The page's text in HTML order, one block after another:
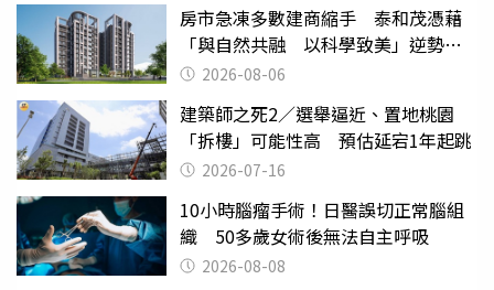
房市急凍多數建商縮手 泰和茂憑藉
「與自然共融 以科學致美」逆勢翻
盤 2026-08-06
建築師之死2／選舉逼近、置地桃園
「拆樓」可能性高 預估延宕1年起跳
2026-07-16
10小時腦瘤手術！日醫誤切正常腦組
織 50多歲女術後無法自主呼吸
2026-08-08